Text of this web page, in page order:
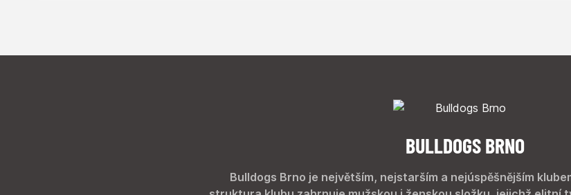
BULLDOGS BRNO
Bulldogs Brno je největším, nejstarším a nejúspěšnějším